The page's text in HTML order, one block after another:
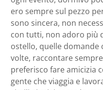
ero sempre sul pezzo
sono sincera, non
con tutti, non adoro più
ostello, quelle domande
volte, raccontare
preferisco fare amicizia
gente che viaggia e